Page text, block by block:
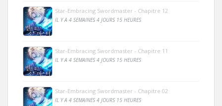
Star-Embracing Swordmaster - Chapitre 12
IL Y A 4 SEMAINES 4 JOURS 15 HEURES
Star-Embracing Swordmaster - Chapitre 11
IL Y A 4 SEMAINES 4 JOURS 15 HEURES
Star-Embracing Swordmaster - Chapitre 02
IL Y A 4 SEMAINES 4 JOURS 15 HEURES